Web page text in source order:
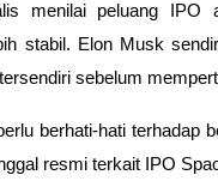
menilai peluang
stabil. Elon Musk
sebelum
berhati-hati terhadap
resmi terkait IPO